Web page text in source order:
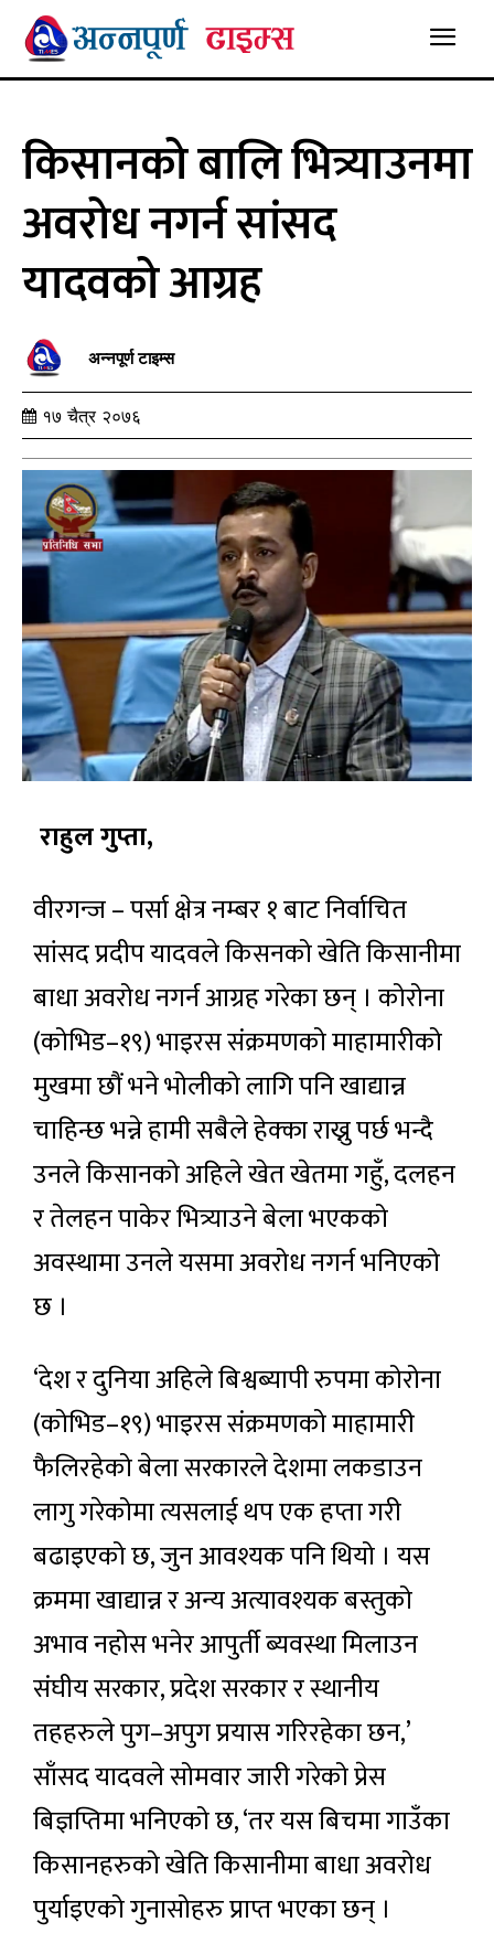
किसानको बालि भित्र्याउनमा
अवरोध नगर्न सांसद
यादवको आग्रह
अन्नपूर्ण टाइम्स
१७ चैत्र २०७६
राहुल गुप्ता,
वीरगन्ज – पर्सा क्षेत्र नम्बर १ बाट निर्वाचित
सांसद प्रदीप यादवले किसनको खेति किसानीमा
बाधा अवरोध नगर्न आग्रह गरेका छन् । कोरोना
(कोभिड–१९) भाइरस संक्रमणको माहामारीको
मुखमा छौं भने भोलीको लागि पनि खाद्यान्न
चाहिन्छ भन्ने हामी सबैले हेक्का राख्नु पर्छ भन्दै
उनले किसानको अहिले खेत खेतमा गहुँ, दलहन
र तेलहन पाकेर भित्र्याउने बेला भएकको
अवस्थामा उनले यसमा अवरोध नगर्न भनिएको
छ ।
‘देश र दुनिया अहिले बिश्वब्यापी रुपमा कोरोना
(कोभिड–१९) भाइरस संक्रमणको माहामारी
फैलिरहेको बेला सरकारले देशमा लकडाउन
लागु गरेकोमा त्यसलाई थप एक हप्ता गरी
बढाइएको छ, जुन आवश्यक पनि थियो । यस
क्रममा खाद्यान्न र अन्य अत्यावश्यक बस्तुको
अभाव नहोस भनेर आपुर्ती ब्यवस्था मिलाउन
संघीय सरकार, प्रदेश सरकार र स्थानीय
तहहरुले पुग–अपुग प्रयास गरिरहेका छन,’
साँसद यादवले सोमवार जारी गरेको प्रेस
बिज्ञप्तिमा भनिएको छ, ‘तर यस बिचमा गाउँका
किसानहरुको खेति किसानीमा बाधा अवरोध
पुर्याइएको गुनासोहरु प्राप्त भएका छन् ।